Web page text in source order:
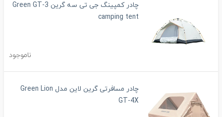
چادر کمپینگ جی تی سه گرین Green GT-3
camping tent
ناموجود
چادر مسافرتی گرین لاین مدل Green Lion
GT-4X